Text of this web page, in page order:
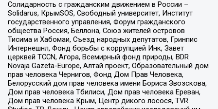
Солидарность с гражданским движением в России –
Solidarus, КрымSOS, Свободный университет, Институт
государственного управления, Форум гражданского
общества Россия, Беллона, Союз жителей островов
Тисима и Хабомаи, Съезд народных депутатов, Гринпис
Интернешнл, Фонд борьбы с коррупцией Инк, Завет
церквей TCCN, Агора, Всемирный фонд природы, BDR
Novaja Gazeta-Europe, Алтай проект, Образовательный дом
прав человека Чернигов, Фонд Дом Прав Человека,
Белорусский дом прав человека имени Бориса Звозскова,
Дом прав человека Тбилиси, Дом прав человека Ереван,
Дом прав человека Крым, Центр дикого лосося, TVR